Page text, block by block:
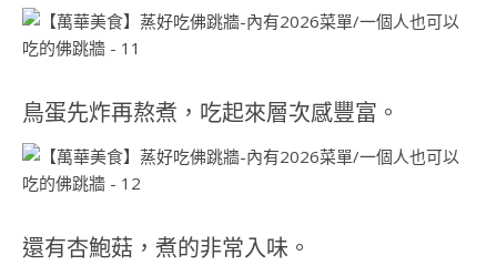
鳥蛋先炸再熬煮，吃起來層次感豐富。
還有杏鮑菇，煮的非常入味。